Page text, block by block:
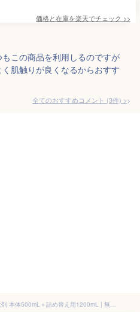
価格と在庫を楽天でチェック >>
この商品を利用しるのですが
肌触りが良くなるからおすす
全てのおすすめコメント (3件) >
ハルの衣類用柔軟剤 無香料 柔軟剤 本体500mL＋詰め替え用1200mL | 無臭 消臭柔軟剤 生乾き臭 部屋干し 汗臭 体臭 ペット ボトル 詰替 ハル・インダストリ エアソフィア 消臭 ニオイ対策 詰め替え用 大容量 まとめ買い 無香 生乾き 衣類 洗濯用柔軟剤 詰め替え 衣類柔軟剤